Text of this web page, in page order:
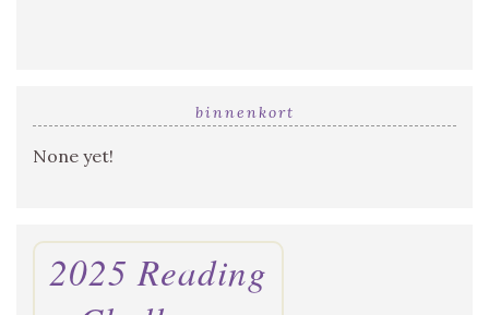
binnenkort
None yet!
2025 Reading